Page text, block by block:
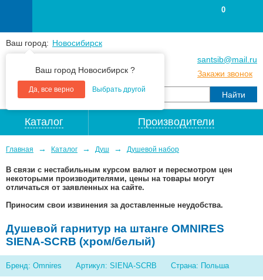
Ваш город: Новосибирск
Ваш город Новосибирск ?
Да, все верно Выбрать другой
+7(383) 213 79 30
santsib@mail.ru
Закажи звонок
0
Каталог Производители
Главная → Каталог → Душ → Душевой набор
В связи с нестабильным курсом валют и пересмотром цен
некоторыми производителями, цены на товары могут
отличаться от заявленных на сайте.
Приносим свои извинения за доставленные неудобства.
Душевой гарнитур на штанге OMNIRES
SIENA-SCRB (хром/белый)
Бренд: Omnires Артикул: SIENA-SCRB Страна: Польша